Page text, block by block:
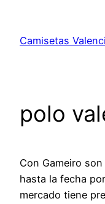
contenido
Camisetas
polo
Con Gameiro
hasta la fecha
mercado tiene